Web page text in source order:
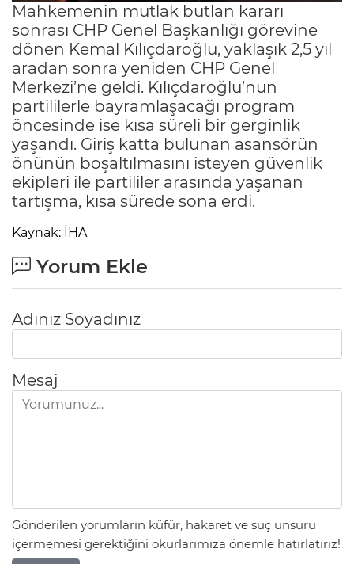
Mahkemenin mutlak butlan kararı
sonrası CHP Genel Başkanlığı görevine
dönen Kemal Kılıçdaroğlu, yaklaşık 2,5 yıl
aradan sonra yeniden CHP Genel
Merkezi’ne geldi. Kılıçdaroğlu’nun
partililerle bayramlaşacağı program
öncesinde ise kısa süreli bir gerginlik
yaşandı. Giriş katta bulunan asansörün
önünün boşaltılmasını isteyen güvenlik
ekipleri ile partililer arasında yaşanan
tartışma, kısa sürede sona erdi.
Kaynak: İHA
Yorum Ekle
Adınız Soyadınız
Mesaj
Gönderilen yorumların küfür, hakaret ve suç unsuru
içermemesi gerektiğini okurlarımıza önemle hatırlatırız!